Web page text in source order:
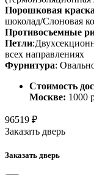
Порошковая краска
шоколад/Слоновая
Противосъемные
Петли
всех направлениях
Фурнитура:
Стоимость
Москве: 1000
96519 ₽
Заказать дверь
Заказать дверь